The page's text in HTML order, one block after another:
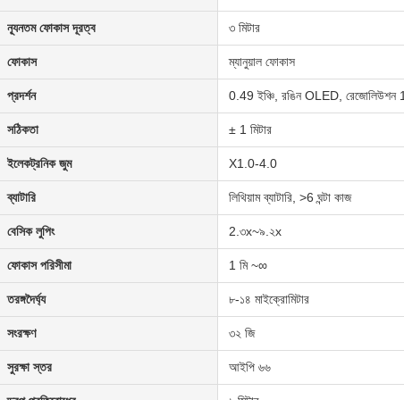
ন্যূনতম ফোকাস দূরত্ব ৩ মিটার
ফোকাস ম্যানুয়াল ফোকাস
প্রদর্শন 0.49 ইঞ্চি, রঙিন OLED,
সঠিকতা ± 1 মিটার
ইলেকট্রনিক জুম X1.0-4.0
ব্যাটারি লিথিয়াম ব্যাটারি, >6 ঘন্টা কাজ
বেসিক লুপিং 2.৩x~৯.২x
ফোকাস পরিসীমা 1 মি ~∞
তরঙ্গদৈর্ঘ্য ৮-১৪ মাইক্রোমিটার
সংরক্ষণ ৩২ জি
সুরক্ষা স্তর আইপি ৬৬